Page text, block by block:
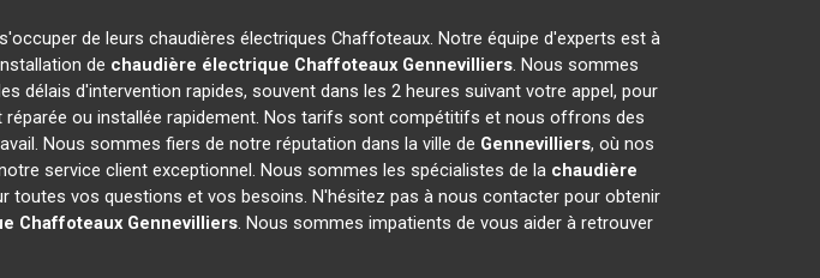
de leurs chaudières électriques Chaffoteaux. Notre équipe d'experts est à
de chaudière électrique Chaffoteaux Gennevilliers. Nous sommes
d'intervention rapides, souvent dans les 2 heures suivant votre appel, pour
ou installée rapidement. Nos tarifs sont compétitifs et nous offrons des
Nous sommes fiers de notre réputation dans la ville de Gennevilliers, où nos
service client exceptionnel. Nous sommes les spécialistes de la chaudière
toutes vos questions et vos besoins. N'hésitez pas à nous contacter pour obtenir
Chaffoteaux Gennevilliers. Nous sommes impatients de vous aider à retrouver